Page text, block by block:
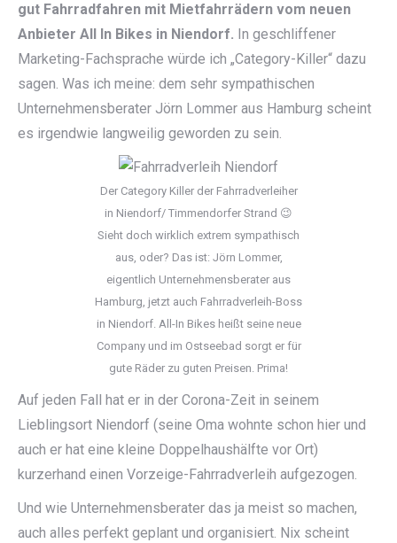
gut Fahrradfahren mit Mietfahrrädern vom neuen
Anbieter All In Bikes in Niendorf. In geschliffener
Marketing-Fachsprache würde ich „Category-Killer“ dazu
sagen. Was ich meine: dem sehr sympathischen
Unternehmensberater Jörn Lommer aus Hamburg scheint
es irgendwie langweilig geworden zu sein.
Der Category Killer der Fahrradverleiher
in Niendorf/ Timmendorfer Strand 😉
Sieht doch wirklich extrem sympathisch
aus, oder? Das ist: Jörn Lommer,
eigentlich Unternehmensberater aus
Hamburg, jetzt auch Fahrradverleih-Boss
in Niendorf. All-In Bikes heißt seine neue
Company und im Ostseebad sorgt er für
gute Räder zu guten Preisen. Prima!
Auf jeden Fall hat er in der Corona-Zeit in seinem
Lieblingsort Niendorf (seine Oma wohnte schon hier und
auch er hat eine kleine Doppelhaushälfte vor Ort)
kurzerhand einen Vorzeige-Fahrradverleih aufgezogen.
Und wie Unternehmensberater das ja meist so machen,
auch alles perfekt geplant und organisiert. Nix scheint